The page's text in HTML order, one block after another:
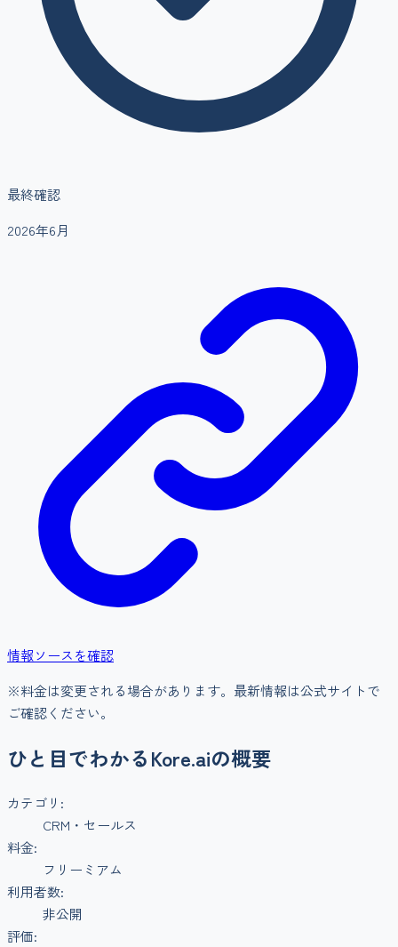
最終確認
2026年6月
情報ソースを確認
※料金は変更される場合があります。最新情報は公式サイトで
ご確認ください。
ひと目でわかるKore.aiの概要
カテゴリ:
CRM・セールス
料金:
フリーミアム
利用者数:
非公開
評価: